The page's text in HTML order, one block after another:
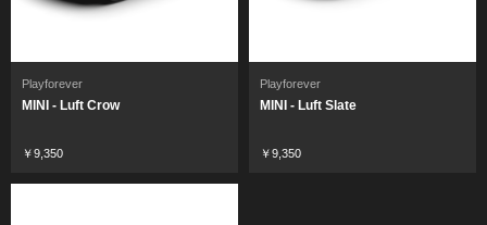
Playforever
MINI - Luft Crow
￥9,350
Playforever
MINI - Luft Slate
￥9,350